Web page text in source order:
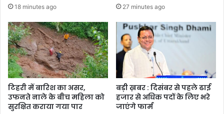
18 minutes ago 27 minutes ago
टिहरी में बारिश का असर,
उफनते नाले के बीच महिला को
सुरक्षित कराया गया पार
बड़ी ख़बर : दिसंबर से पहले ढाई
हजार से अधिक पदों के लिए भरे
जाएंगे फार्म